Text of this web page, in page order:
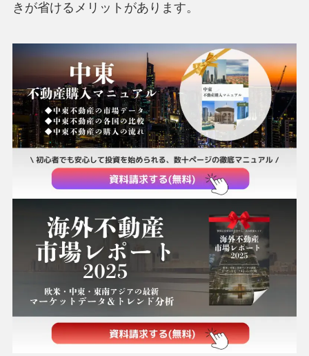
きが省けるメリットがあります。